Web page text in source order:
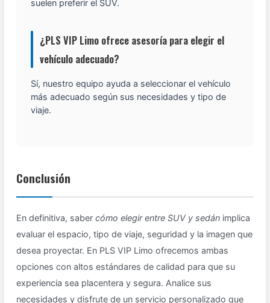
suelen preferir el SUV.
¿PLS VIP Limo ofrece asesoría para elegir el
vehículo adecuado?
Sí, nuestro equipo ayuda a seleccionar el vehículo
más adecuado según sus necesidades y tipo de
viaje.
Conclusión
En definitiva, sabercómo elegir entre SUV y sedán implica
evaluar el espacio, tipo de viaje, seguridad y la imagen que
desea proyectar. En PLS VIP Limo ofrecemos ambas
opciones con altos estándares de calidad para que su
experiencia sea placentera y segura. Analice sus
necesidades y disfrute de un servicio personalizado que